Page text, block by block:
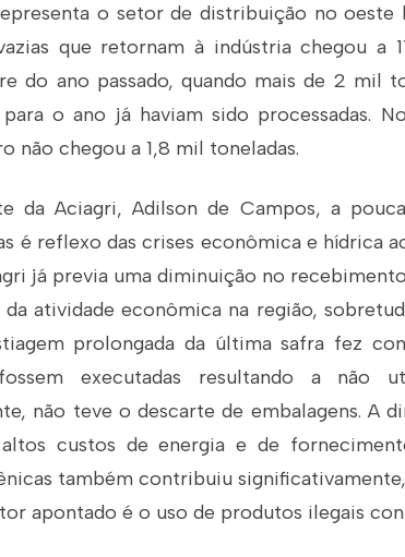
o setor de distribuição no oeste
que retornam à indústria chegou a
do ano passado, quando mais de 2 mil
o ano já haviam sido processadas.
não chegou a 1,8 mil toneladas.
da Aciagri, Adilson de Campos, a
é reflexo das crises econômica e hídrica
já previa uma diminuição no
atividade econômica na região,
prolongada da última safra fez
executadas resultando a não
não teve o descarte de embalagens. A
custos de energia e de
também contribuiu
apontado é o uso de produtos ilegais